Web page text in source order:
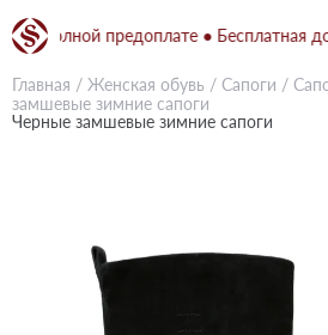
полной предоплате ● Бесплатная
Главная / Женская обувь / Сапоги /
замшевые зимние сапоги
Черные замшевые зимние сапоги